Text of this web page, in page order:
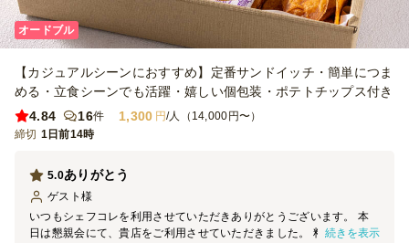
オードブル
【カジュアルシーンにおすすめ】定番サンドイッチ・簡単につま
める・立食シーンでも活躍・嬉しい個包装・ポテトチップス付き
4.84
16件 1,300 円/人（14,000円〜）
締切 1日前14時
ありがとう
5.0
ゲスト 様
いつもシェフコレを利用させていただきありがとうございます。 本
日は懇親会にて、貴店をご利用させていただきました。 料理の見た
続きを表示